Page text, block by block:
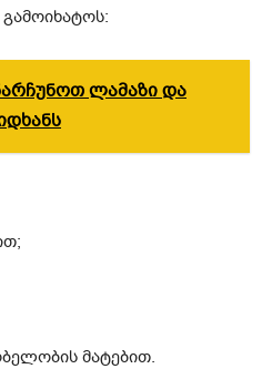
ლამაზი და
მატებით.